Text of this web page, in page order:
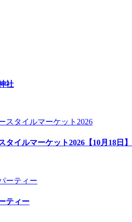
社
タイルマーケット2026【10月18日】
ティー